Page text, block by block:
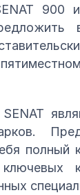
900